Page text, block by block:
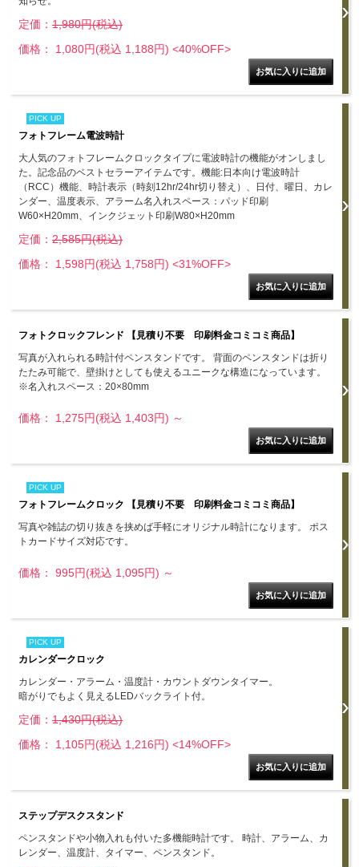
定価： 1,980円(税込)
価格： 1,080円(税込 1,188円) <40%OFF>
PICK UP
フォトフレーム電波時計
大人気のフォトフレームクロックタイプに電波時計の機能がオンしまし
た。記念品のベストセラーアイテムです。機能:日本向け電波時計
（RCC）機能、時計表示（時刻12hr/24hr切り替え）、日付、曜日、カレ
ンダー、温度表示、アラーム名入れスペース：パッド印刷
W60×H20mm、インクジェット印刷W80×H20mm
定価： 2,585円(税込)
価格： 1,598円(税込 1,758円) <31%OFF>
フォトクロックフレンド 【見積り不要 印刷料金コミコミ商品】
写真が入れられる時計付ペンスタンドです。 背面のペンスタンドは折り
たたみ可能で、壁掛けとしても使えるユニークな構造になっています。
※名入れスペース：20×80mm
価格： 1,275円(税込 1,403円) ～
PICK UP
フォトフレームクロック 【見積り不要 印刷料金コミコミ商品】
写真や雑誌の切り抜きを挟めば手軽にオリジナル時計になります。 ポス
トカードサイズ対応です。
価格： 995円(税込 1,095円) ～
PICK UP
カレンダークロック
カレンダー・アラーム・温度計・カウントダウンタイマー。
暗がりでもよく見えるLEDバックライト付。
定価： 1,430円(税込)
価格： 1,105円(税込 1,216円) <14%OFF>
ステップデスクスタンド
ペンスタンドや小物入れも付いた多機能時計です。 時計、アラーム、カ
レンダー、温度計、タイマー、ペンスタンド。